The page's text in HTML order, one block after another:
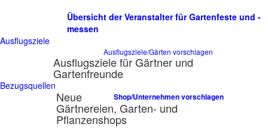
Übersicht der Veranstalter für Gartenfeste und -
messen
Ausflugsziele
Ausflugsziele/Gärten vorschlagen
Ausflugsziele für Gärtner und
Gartenfreunde
Bezugsquellen
Shop/Unternehmen vorschlagen
Neue
Gärtnereien, Garten- und
Pflanzenshops